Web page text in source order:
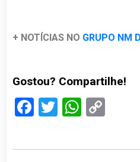
+ NOTÍCIAS NO GRUPO NM
Gostou? Compartilhe!
Facebook
Twitter